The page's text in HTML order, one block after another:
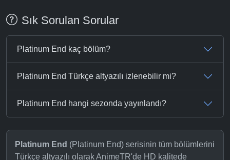
Sık Sorulan Sorular
Platinum End kaç bölüm?
Platinum End Türkçe altyazılı izlenebilir mi?
Platinum End hangi sezonda yayınlandı?
Platinum End (Platinum End) serisinin tüm bölümlerini
Türkçe altyazılı olarak AnimeTR'de HD kalitede